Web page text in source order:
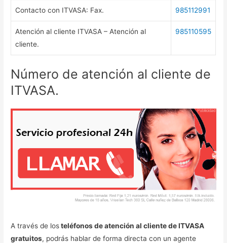
Contacto con ITVASA: Fax. 985112991
Atención al cliente ITVASA – Atención al
cliente.
985110595
Número de atención al cliente de
ITVASA.
A través de losteléfonos de atención al cliente de ITVASA
gratuitos, podrás hablar de forma directa con un agente